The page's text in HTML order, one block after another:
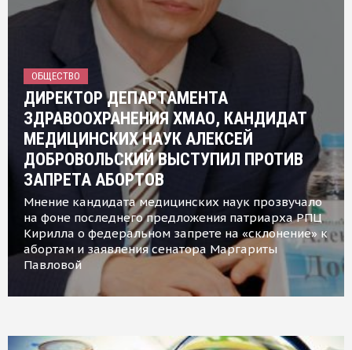
ОБЩЕСТВО
ДИРЕКТОР ДЕПАРТАМЕНТА
ЗДРАВООХРАНЕНИЯ ХМАО, КАНДИДАТ
МЕДИЦИНСКИХ НАУК АЛЕКСЕЙ
ДОБРОВОЛЬСКИЙ ВЫСТУПИЛ ПРОТИВ
ЗАПРЕТА АБОРТОВ
Мнение кандидата медицинских наук прозвучало
на фоне последнего предложения патриарха РПЦ
Кирилла о федеральном запрете на «склонение» к
абортам и заявления сенатора Маргариты
Павловой